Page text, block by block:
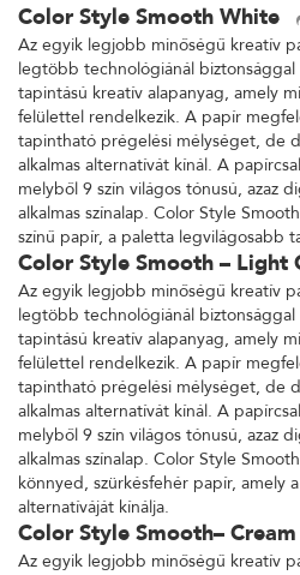
Color Style Smooth White
Az egyik legjobb minőségű kreatív
legtöbb technológiánál
tapintású kreatív alapanyag, amely
felülettel rendelkezik. A papír
tapintható prégelési mélységet, de
alkalmas alternatívát kínál. A
melyből 9 szín világos tónusú, azaz
alkalmas színalap. Color Style
színű papír, a paletta legvilágosabb
Color Style Smooth – Light
Az egyik legjobb minőségű kreatív
legtöbb technológiánál
tapintású kreatív alapanyag, amely
felülettel rendelkezik. A papír
tapintható prégelési mélységet, de
alkalmas alternatívát kínál. A
melyből 9 szín világos tónusú, azaz
alkalmas színalap. Color Style
könnyed, szürkésfehér papír, amely
alternatíváját kínálja.
Color Style Smooth–
Az egyik legjobb minőségű kreatív